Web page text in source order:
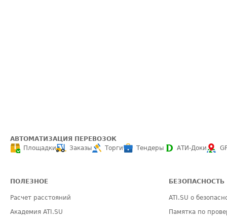
АВТОМАТИЗАЦИЯ ПЕРЕВОЗОК
Площадки
Заказы Торги Тендеры АТИ-Доки
ПОЛЕЗНОЕ
Расчет расстояний
Академия ATI.SU
БЕЗОПАСНОСТЬ
ATI.SU о
Памятка по